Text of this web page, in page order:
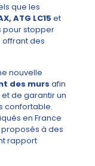
que les
ATG LC15 et
pour stopper
offrant des
nouvelle
des murs afin
de garantir un
confortable.
en France
à des
rapport